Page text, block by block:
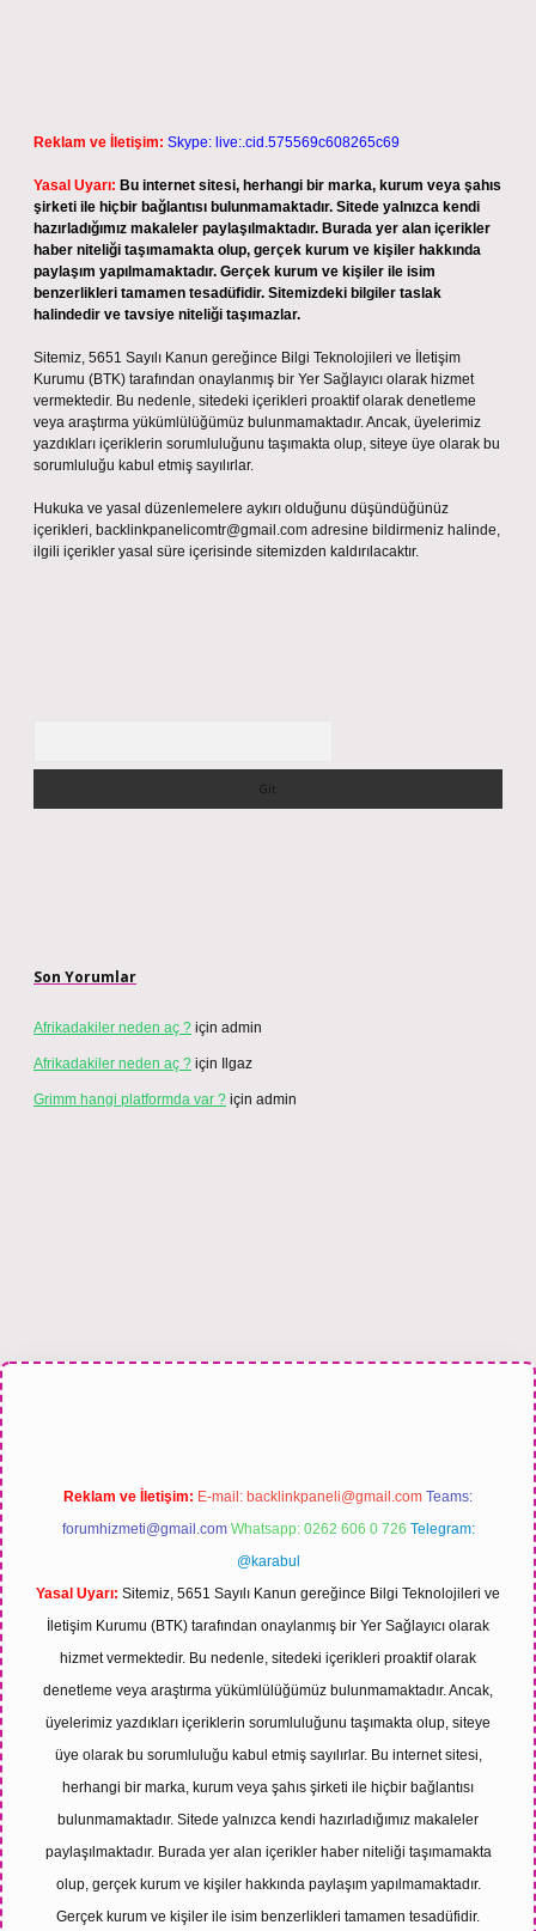
Reklam ve İletişim: Skype: live:.cid.575569c608265c69
Yasal Uyarı: Bu internet sitesi, herhangi bir marka, kurum veya şahıs
şirketi ile hiçbir bağlantısı bulunmamaktadır. Sitede yalnızca kendi
hazırladığımız makaleler paylaşılmaktadır. Burada yer alan içerikler
haber niteliği taşımamakta olup, gerçek kurum ve kişiler hakkında
paylaşım yapılmamaktadır. Gerçek kurum ve kişiler ile isim
benzerlikleri tamamen tesadüfidir. Sitemizdeki bilgiler taslak
halindedir ve tavsiye niteliği taşımazlar.
Sitemiz, 5651 Sayılı Kanun gereğince Bilgi Teknolojileri ve İletişim
Kurumu (BTK) tarafından onaylanmış bir Yer Sağlayıcı olarak hizmet
vermektedir. Bu nedenle, sitedeki içerikleri proaktif olarak denetleme
veya araştırma yükümlülüğümüz bulunmamaktadır. Ancak, üyelerimiz
yazdıkları içeriklerin sorumluluğunu taşımakta olup, siteye üye olarak bu
sorumluluğu kabul etmiş sayılırlar.
Hukuka ve yasal düzenlemelere aykırı olduğunu düşündüğünüz
içerikleri, backlinkpanelicomtr@gmail.com adresine bildirmeniz halinde,
ilgili içerikler yasal süre içerisinde sitemizden kaldırılacaktır.
Son Yorumlar
Afrikadakiler neden aç ? için admin
Afrikadakiler neden aç ? için Ilgaz
Grimm hangi platformda var ? için admin
sitesi
Reklam ve İletişim: E-mail: backlinkpaneli@gmail.com Teams:
forumhizmeti@gmail.com Whatsapp: 0262 606 0 726 Telegram:
@karabul
Yasal Uyarı: Sitemiz, 5651 Sayılı Kanun gereğince Bilgi Teknolojileri ve
İletişim Kurumu (BTK) tarafından onaylanmış bir Yer Sağlayıcı olarak
hizmet vermektedir. Bu nedenle, sitedeki içerikleri proaktif olarak
denetleme veya araştırma yükümlülüğümüz bulunmamaktadır. Ancak,
üyelerimiz yazdıkları içeriklerin sorumluluğunu taşımakta olup, siteye
üye olarak bu sorumluluğu kabul etmiş sayılırlar. Bu internet sitesi,
herhangi bir marka, kurum veya şahıs şirketi ile hiçbir bağlantısı
bulunmamaktadır. Sitede yalnızca kendi hazırladığımız makaleler
paylaşılmaktadır. Burada yer alan içerikler haber niteliği taşımamakta
olup, gerçek kurum ve kişiler hakkında paylaşım yapılmamaktadır.
Gerçek kurum ve kişiler ile isim benzerlikleri tamamen tesadüfidir.